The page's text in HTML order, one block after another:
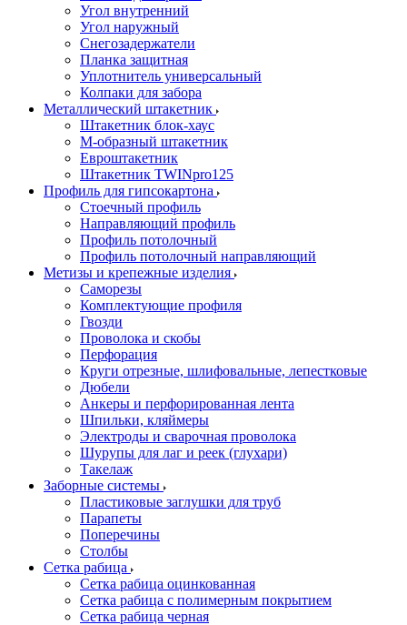
Угол внутренний
Угол наружный
Снегозадержатели
Планка защитная
Уплотнитель универсальный
Колпаки для забора
Металлический штакетник
Штакетник блок-хаус
М-образный штакетник
Евроштакетник
Штакетник TWINpro125
Профиль для гипсокартона
Стоечный профиль
Направляющий профиль
Профиль потолочный
Профиль потолочный направляющий
Метизы и крепежные изделия
Саморезы
Комплектующие профиля
Гвозди
Проволока и скобы
Перфорация
Круги отрезные, шлифовальные, лепестковые
Дюбели
Анкеры и перфорированная лента
Шпильки, кляймеры
Электроды и сварочная проволока
Шурупы для лаг и реек (глухари)
Такелаж
Заборные системы
Пластиковые заглушки для труб
Парапеты
Поперечины
Столбы
Сетка рабица
Сетка рабица оцинкованная
Сетка рабица с полимерным покрытием
Сетка рабица черная